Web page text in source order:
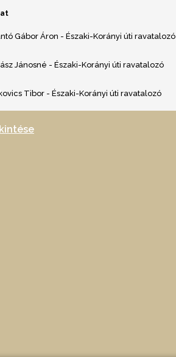
Gábor Áron - Északi-Korányi úti ravatalozó
Jánosné - Északi-Korányi úti ravatalozó
Tibor - Északi-Korányi úti ravatalozó